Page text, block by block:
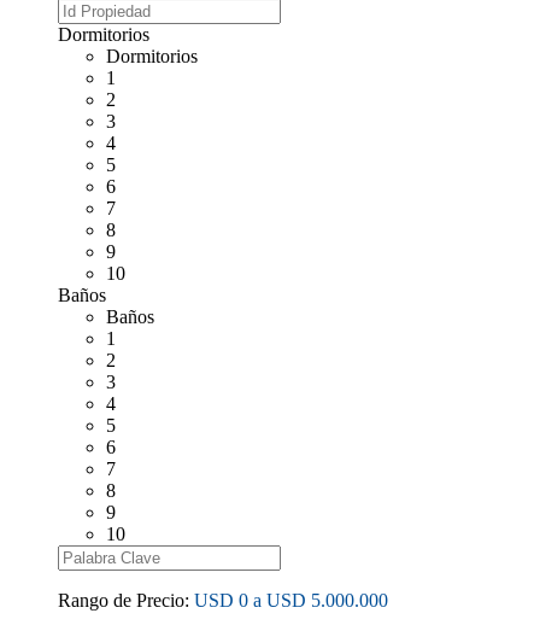
Dormitorios
Dormitorios
1
2
3
4
5
6
7
8
9
10
Baños
Baños
1
2
3
4
5
6
7
8
9
10
Rango de Precio: USD 0 a USD 5.000.000